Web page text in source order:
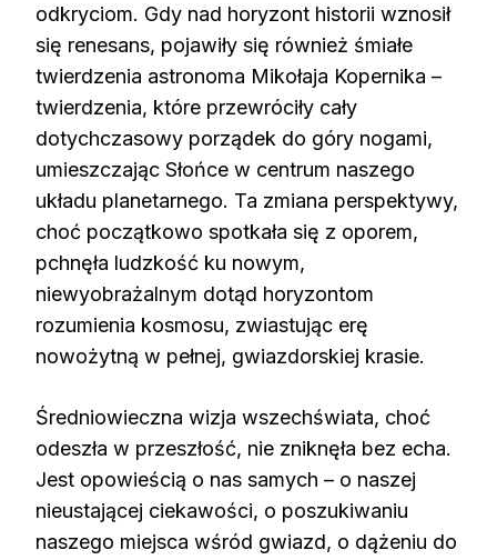
odkryciom. Gdy nad horyzont historii wznosił
się renesans, pojawiły się również śmiałe
twierdzenia astronoma Mikołaja Kopernika –
twierdzenia, które przewróciły cały
dotychczasowy porządek do góry nogami,
umieszczając Słońce w centrum naszego
układu planetarnego. Ta zmiana perspektywy,
choć początkowo spotkała się z oporem,
pchnęła ludzkość ku nowym,
niewyobrażalnym dotąd horyzontom
rozumienia kosmosu, zwiastując erę
nowożytną w pełnej, gwiazdorskiej krasie.
Średniowieczna wizja wszechświata, choć
odeszła w przeszłość, nie zniknęła bez echa.
Jest opowieścią o nas samych – o naszej
nieustającej ciekawości, o poszukiwaniu
naszego miejsca wśród gwiazd, o dążeniu do